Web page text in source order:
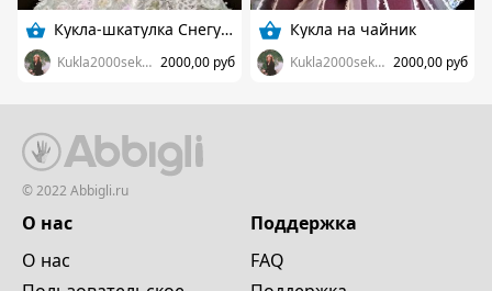
Кукла-шкатулка Снегурочка
Kukla2000sekret 2000,00 руб
Кукла на чайник
Kukla2000sekret 2000,00 руб
© 2022 Abbigli.ru
О нас
О нас
Поддержка
FAQ